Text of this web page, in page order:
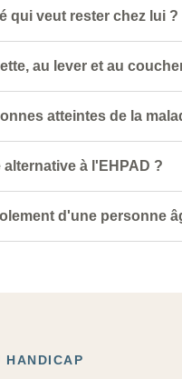
qui veut rester chez lui ?
au lever et au
atteintes de la
à l'EHPAD ?
d'une personne
HANDICAP